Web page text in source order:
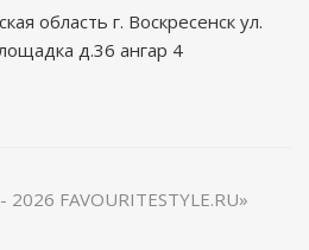
область г. Воскресенск ул.
д.36 ангар 4
FAVOURITESTYLE.RU»